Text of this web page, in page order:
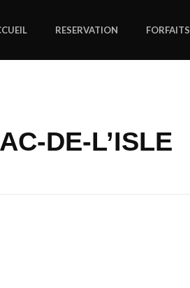
RESERVATION FORFAITS
DE-L’ISLE